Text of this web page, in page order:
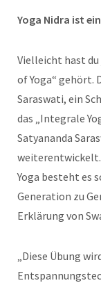
Yoga Nidra ist
Vielleicht hast du
of Yoga“ gehört.
Saraswati, ein
das „Integrale
Satyananda
weiterentwickelt.
Yoga besteht es
Generation zu
Erklärung von
„Diese Übung